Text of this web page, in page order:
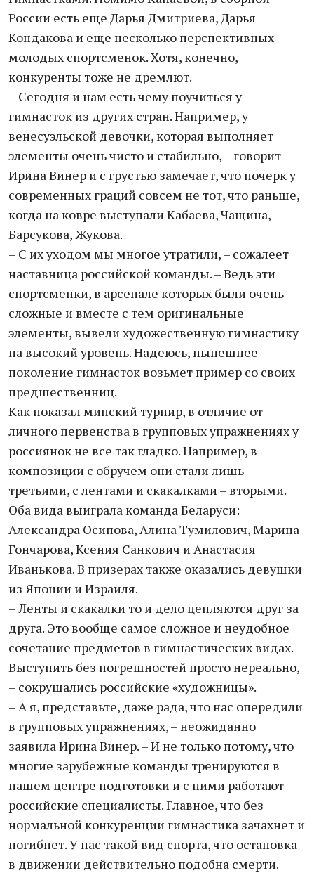
России есть еще Дарья Дмитриева, Дарья
Кондакова и еще несколько перспективных
молодых спортсменок. Хотя, конечно,
конкуренты тоже не дремлют.
– Сегодня и нам есть чему поучиться у
гимнасток из других стран. Например, у
венесуэльской девочки, которая выполняет
элементы очень чисто и стабильно, – говорит
Ирина Винер и с грустью замечает, что почерк у
современных граций совсем не тот, что раньше,
когда на ковре выступали Кабаева, Чащина,
Барсукова, Жукова.
– С их уходом мы многое утратили, – сожалеет
наставница российской команды. – Ведь эти
спортсменки, в арсенале которых были очень
сложные и вместе с тем оригинальные
элементы, вывели художественную гимнастику
на высокий уровень. Надеюсь, нынешнее
поколение гимнасток возьмет пример со своих
предшественниц.
Как показал минский турнир, в отличие от
личного первенства в групповых упражнениях у
россиянок не все так гладко. Например, в
композиции с обручем они стали лишь
третьими, с лентами и скакалками – вторыми.
Оба вида выиграла команда Беларуси:
Александра Осипова, Алина Тумилович, Марина
Гончарова, Ксения Санкович и Анастасия
Иванькова. В призерах также оказались девушки
из Японии и Израиля.
– Ленты и скакалки то и дело цепляются друг за
друга. Это вообще самое сложное и неудобное
сочетание предметов в гимнастических видах.
Выступить без погрешностей просто нереально,
– сокрушались российские «художницы».
– А я, представьте, даже рада, что нас опередили
в групповых упражнениях, – неожиданно
заявила Ирина Винер. – И не только потому, что
многие зарубежные команды тренируются в
нашем центре подготовки и с ними работают
российские специалисты. Главное, что без
нормальной конкуренции гимнастика зачахнет и
погибнет. У нас такой вид спорта, что остановка
в движении действительно подобна смерти.